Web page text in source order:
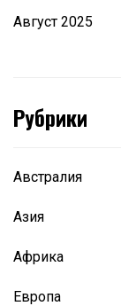
Август 2025
Рубрики
Австралия
Азия
Африка
Европа